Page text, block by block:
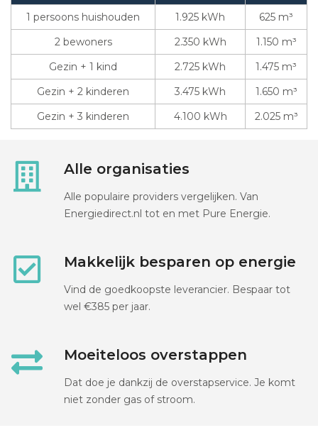
1 persoons huishouden
1.925 kWh
625 m³
2 bewoners
2.350 kWh
1.150 m³
Gezin + 1 kind
2.725 kWh
1.475 m³
Gezin + 2 kinderen
3.475 kWh
1.650 m³
Gezin + 3 kinderen
4.100 kWh 2.025 m³
Alle organisaties
Alle populaire providers vergelijken. Van
Energiedirect.nl tot en met Pure Energie.
Makkelijk besparen op energie
Vind de goedkoopste leverancier. Bespaar tot
wel €385 per jaar.
Moeiteloos overstappen
Dat doe je dankzij de overstapservice. Je komt
niet zonder gas of stroom.